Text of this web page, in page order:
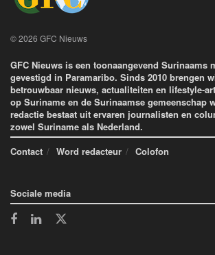
© 2026 GFC Nieuws
GFC Nieuws is een toonaangevend Surinaams
gevestigd in Paramaribo. Sinds 2010 brengen
betrouwbaar nieuws, actualiteiten en lifestyle-
op Suriname en de Surinaamse gemeenschap
redactie bestaat uit ervaren journalisten en
zowel Suriname als Nederland.
Contact
Word redacteur Colofon
Sociale media